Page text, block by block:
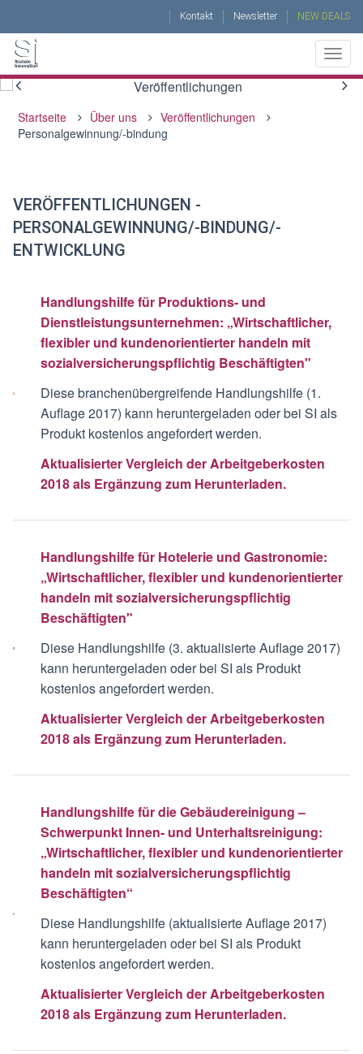
NEW DEALS
Newsletter
Kontakt
ÜBER UNS
BERATUNG
PROJEKTE
Startseite Über uns
Veröffentlichungen
Personalgewinnung/-bindung
VERÖFFENTLICHUNGEN -
PERSONALGEWINNUNG/-BINDUNG/-
ENTWICKLUNG
Handlungshilfe für Produktions- und
Dienstleistungsunternehmen: „Wirtschaftlicher,
flexibler und kundenorientierter handeln mit
sozialversicherungspflichtig Beschäftigten"
Diese branchenübergreifende Handlungshilfe (1.
Auflage 2017) kann heruntergeladen oder bei SI als
Produkt kostenlos angefordert werden.
Aktualisierter Vergleich der Arbeitgeberkosten
2018 als Ergänzung zum Herunterladen.
Handlungshilfe für Hotelerie und Gastronomie:
„Wirtschaftlicher, flexibler und kundenorientierter
handeln mit sozialversicherungspflichtig
Beschäftigten"
Diese Handlungshilfe (3. aktualisierte Auflage 2017)
kann heruntergeladen oder bei SI als Produkt
kostenlos angefordert werden.
Aktualisierter Vergleich der Arbeitgeberkosten
2018 als Ergänzung zum Herunterladen.
Handlungshilfe für die Gebäudereinigung –
Schwerpunkt Innen- und Unterhaltsreinigung:
„Wirtschaftlicher, flexibler und kundenorientierter
handeln mit sozialversicherungspflichtig
Beschäftigten“
Diese Handlungshilfe (aktualisierte Auflage 2017)
kann heruntergeladen oder bei SI als Produkt
kostenlos angefordert werden.
Aktualisierter Vergleich der Arbeitgeberkosten
2018 als Ergänzung zum Herunterladen.